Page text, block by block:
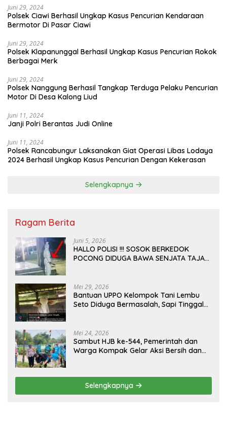
Juni 29, 2024
Polsek Ciawi Berhasil Ungkap Kasus Pencurian Kendaraan
Bermotor Di Pasar Ciawi
Juni 29, 2024
Polsek Klapanunggal Berhasil Ungkap Kasus Pencurian Rokok
Berbagai Merk
Juni 29, 2024
Polsek Nanggung Berhasil Tangkap Terduga Pelaku Pencurian
Motor Di Desa Kalong Liud
Juni 11, 2024
Janji Polri Berantas Judi Online
Juni 11, 2024
Polsek Rancabungur Laksanakan Giat Operasi Libas Lodaya
2024 Berhasil Ungkap Kasus Pencurian Dengan Kekerasan
Selengkapnya
Ragam Berita
Juni 5, 2026
HALLO POLISI !!! SOSOK BERKEDOK
POCONG DIDUGA BAWA SENJATA TAJAM
Mei 29, 2026
Bantuan UPPO Kelompok Tani Lembu
Seto Diduga Bermasalah, Sapi Tinggal
Mei 24, 2026
Sambut HJB ke-544, Pemerintah dan
Warga Kompak Gelar Aksi Bersih dan
Selengkapnya